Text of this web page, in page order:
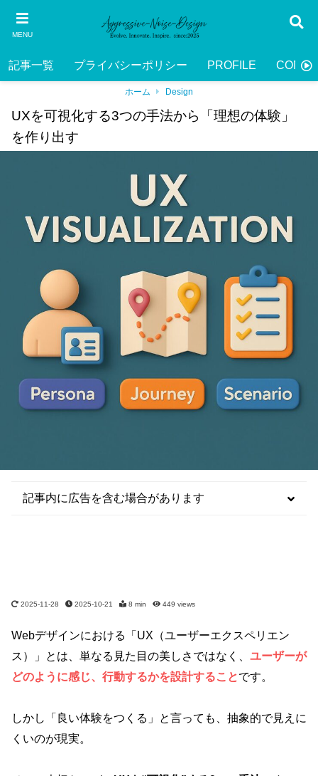
MENU
記事一覧 プライバシーポリシー PROFILE
ホーム Design
UXを可視化する3つの手法から「理想の体験」
を作り出す
2025-11-28 2025-10-21 8 min 449 views
記事内に広告を含む場合があります
Webデザインにおける「UX（ユーザーエクスペリエン
ス）」とは、単なる見た目の美しさではなく、 ユーザーが
どのように感じ、行動するかを設計することです。
しかし「良い体験をつくる」と言っても、抽象的で見えに
くいのが現実。